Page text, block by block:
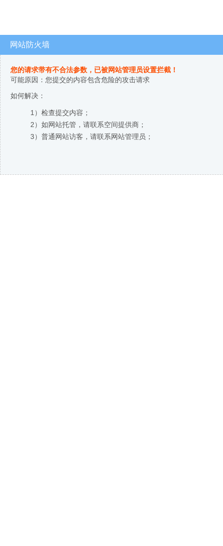
网站防火墙
您的请求带有不合法参数，已被网站管理员设置拦截！
可能原因：您提交的内容包含危险的攻击请求
如何解决：
1）检查提交内容；
2）如网站托管，请联系空间提供商；
3）普通网站访客，请联系网站管理员；